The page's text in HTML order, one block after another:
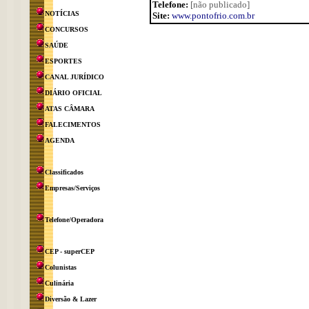
NOTÍCIAS
CONCURSOS
SAÚDE
ESPORTES
CANAL JURÍDICO
DIÁRIO OFICIAL
ATAS CÂMARA
FALECIMENTOS
AGENDA
Classificados
Empresas/Serviços
Telefone/Operadora
CEP - superCEP
Colunistas
Culinária
Diversão & Lazer
Telefone: [não publicado]
Site: www.pontofrio.com.br